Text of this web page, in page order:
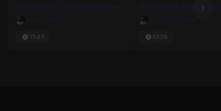
Avancée sur Photoshop Volume
1
Thierry Serveau
7h49
Avancée sur Photoshop
6
Thierry Serveau
8h36